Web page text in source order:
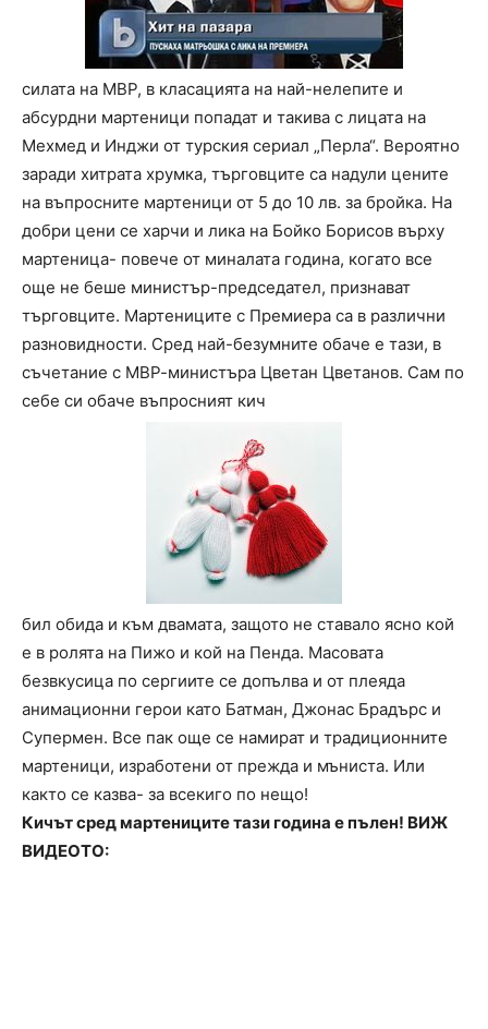
силата на МВР, в класацията на най-нелепите и
абсурдни мартеници попадат и такива с лицата на
Мехмед и Инджи от турския сериал „Перла“. Вероятно
заради хитрата хрумка, търговците са надули цените
на въпросните мартеници от 5 до 10 лв. за бройка. На
добри цени се харчи и лика на Бойко Борисов върху
мартеница- повече от миналата година, когато все
още не беше министър-председател, признават
търговците. Мартениците с Премиера са в различни
разновидности. Сред най-безумните обаче е тази, в
съчетание с МВР-министъра Цветан Цветанов. Сам по
себе си обаче въпросният кич
бил обида и към двамата, защото не ставало ясно кой
е в ролята на Пижо и кой на Пенда. Масовата
безвкусица по сергиите се допълва и от плеяда
анимационни герои като Батман, Джонас Брадърс и
Супермен. Все пак още се намират и традиционните
мартеници, изработени от прежда и мъниста. Или
както се казва- за всекиго по нещо!
Кичът сред мартениците тази година е пълен! ВИЖ
ВИДЕОТО: